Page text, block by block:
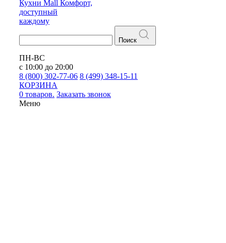
Кухни Mall Комфорт,
доступный
каждому
Поиск
ПН-ВС
с 10:00 до 20:00
8 (800) 302-77-06 8 (499) 348-15-11
КОРЗИНА
0 товаров. Заказать звонок
Меню